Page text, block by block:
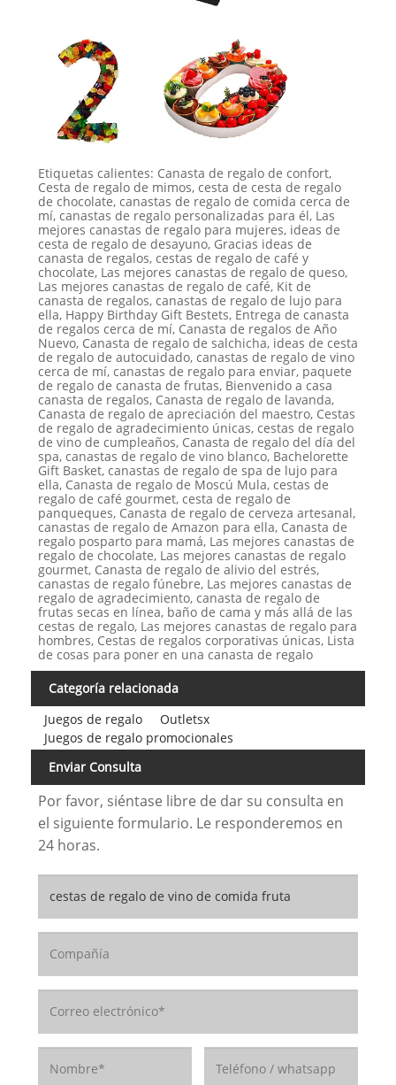
Etiquetas calientes: Canasta de regalo de confort,
Cesta de regalo de mimos, cesta de cesta de regalo
de chocolate, canastas de regalo de comida cerca de
mí, canastas de regalo personalizadas para él, Las
mejores canastas de regalo para mujeres, ideas de
cesta de regalo de desayuno, Gracias ideas de
canasta de regalos, cestas de regalo de café y
chocolate, Las mejores canastas de regalo de queso,
Las mejores canastas de regalo de café, Kit de
canasta de regalos, canastas de regalo de lujo para
ella, Happy Birthday Gift Bestets, Entrega de canasta
de regalos cerca de mí, Canasta de regalos de Año
Nuevo, Canasta de regalo de salchicha, ideas de cesta
de regalo de autocuidado, canastas de regalo de vino
cerca de mí, canastas de regalo para enviar, paquete
de regalo de canasta de frutas, Bienvenido a casa
canasta de regalos, Canasta de regalo de lavanda,
Canasta de regalo de apreciación del maestro, Cestas
de regalo de agradecimiento únicas, cestas de regalo
de vino de cumpleaños, Canasta de regalo del día del
spa, canastas de regalo de vino blanco, Bachelorette
Gift Basket, canastas de regalo de spa de lujo para
ella, Canasta de regalo de Moscú Mula, cestas de
regalo de café gourmet, cesta de regalo de
panqueques, Canasta de regalo de cerveza artesanal,
canastas de regalo de Amazon para ella, Canasta de
regalo posparto para mamá, Las mejores canastas de
regalo de chocolate, Las mejores canastas de regalo
gourmet, Canasta de regalo de alivio del estrés,
canastas de regalo fúnebre, Las mejores canastas de
regalo de agradecimiento, canasta de regalo de
frutas secas en línea, baño de cama y más allá de las
cestas de regalo, Las mejores canastas de regalo para
hombres, Cestas de regalos corporativas únicas, Lista
de cosas para poner en una canasta de regalo
Categoría relacionada
Juegos de regalo
Outletsx
Juegos de regalo promocionales
Enviar Consulta
Por favor, siéntase libre de dar su consulta en
el siguiente formulario. Le responderemos en
24 horas.